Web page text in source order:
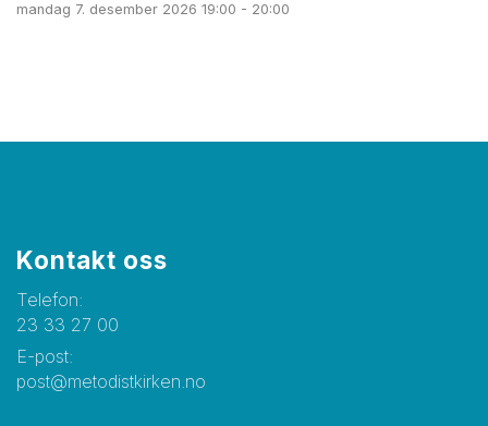
mandag 7. desember 2026 19:00 - 20:00
Kontakt oss
Telefon:
23 33 27 00
E-post:
post@metodistkirken.no